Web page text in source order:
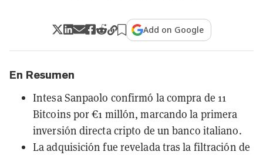
Add on Google
En Resumen
Intesa Sanpaolo confirmó la compra de 11
Bitcoins por €1 millón, marcando la primera
inversión directa cripto de un banco italiano.
La adquisición fue revelada tras la filtración de